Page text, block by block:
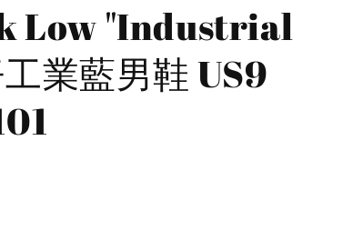
Low "Industrial
業藍男鞋 US9